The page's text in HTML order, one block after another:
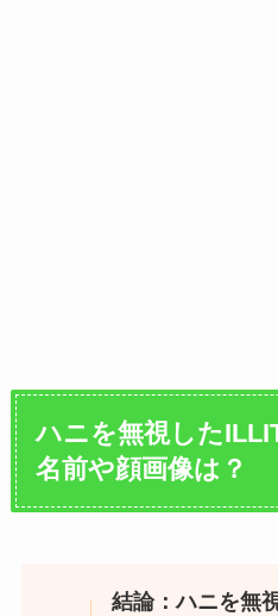
ハニを無視した
名前や顔画像は？
結論：ハニを無